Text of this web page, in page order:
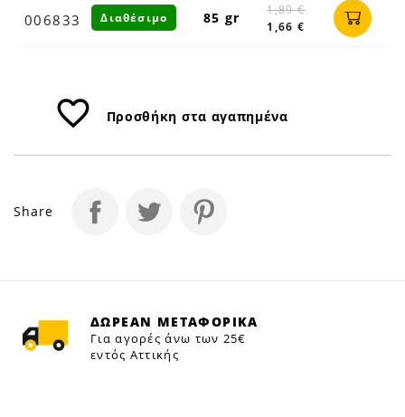
006833 85 gr
1,89 €
1,66 €
Διαθέσιμο
favorite_border Προσθήκη στα αγαπημένα
Share
ΔΩΡΕΑΝ ΜΕΤΑΦΟΡΙΚΑ
Για αγορές άνω των 25€
εντός Αττικής